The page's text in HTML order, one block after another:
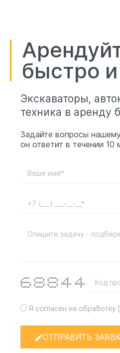
быстро
Экскаваторы,
техника в аренду
Задайте вопросы
он ответит в течении 10
**** ***** ***** * *
* * * * * ** **
* * * * * * * * *
****** ***** ***** * * * *
* * * * * * ******* *******
* * * * * * * *
***** ***** ***** * *
Я согласен на обработку
ОТПРАВИТЬ